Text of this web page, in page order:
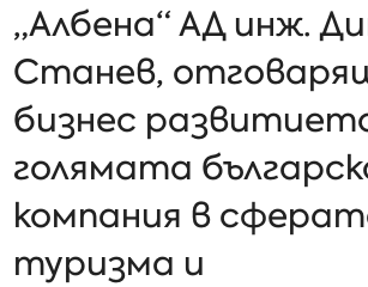
„Албена“ АД инж.
Станев,
бизнес
голямата
компания в
туризма и